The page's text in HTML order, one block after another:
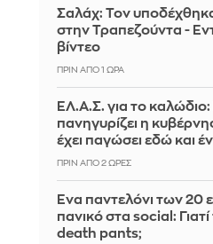
Σαλάχ: Τον
στην Τραπεζούντα -
βίντεο
ΠΡΙΝ ΑΠΌ 1 ΏΡΑ
ΕΛ.Α.Σ. για το
πανηγυρίζει η
έχει παγώσει εδώ και
ΠΡΙΝ ΑΠΌ 2 ΏΡΕΣ
Ένα παντελόνι των 20
πανικό στα social:
death pants;